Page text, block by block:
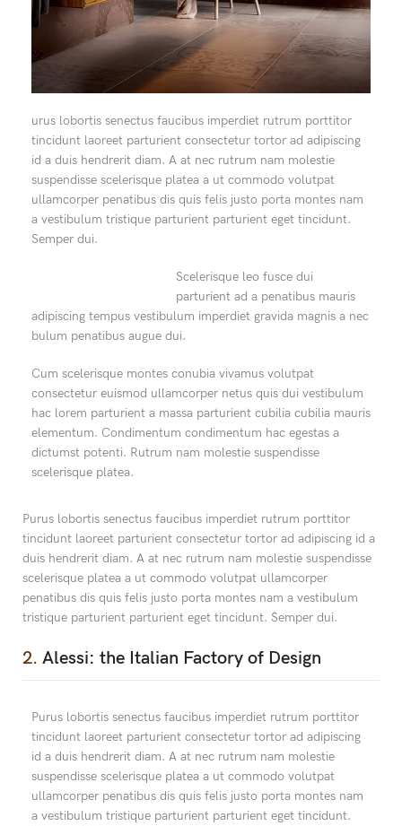
urus lobortis senectus faucibus imperdiet rutrum porttitor
tincidunt laoreet parturient consectetur tortor ad adipiscing
id a duis hendrerit diam. A at nec rutrum nam molestie
suspendisse scelerisque platea a ut commodo volutpat
ullamcorper penatibus dis quis felis justo porta montes nam
a vestibulum tristique parturient parturient eget tincidunt.
Semper dui.
Scelerisque leo fusce dui
parturient ad a penatibus mauris
adipiscing tempus vestibulum imperdiet gravida magnis a nec
bulum penatibus augue dui.
Cum scelerisque montes conubia vivamus volutpat
consectetur euismod ullamcorper netus quis dui vestibulum
hac lorem parturient a massa parturient cubilia cubilia mauris
elementum. Condimentum condimentum hac egestas a
dictumst potenti. Rutrum nam molestie suspendisse
scelerisque platea.
Purus lobortis senectus faucibus imperdiet rutrum porttitor
tincidunt laoreet parturient consectetur tortor ad adipiscing id a
duis hendrerit diam. A at nec rutrum nam molestie suspendisse
scelerisque platea a ut commodo volutpat ullamcorper
penatibus dis quis felis justo porta montes nam a vestibulum
tristique parturient parturient eget tincidunt. Semper dui.
2. Alessi: the Italian Factory of Design
Purus lobortis senectus faucibus imperdiet rutrum porttitor
tincidunt laoreet parturient consectetur tortor ad adipiscing
id a duis hendrerit diam. A at nec rutrum nam molestie
suspendisse scelerisque platea a ut commodo volutpat
ullamcorper penatibus dis quis felis justo porta montes nam
a vestibulum tristique parturient parturient eget tincidunt.